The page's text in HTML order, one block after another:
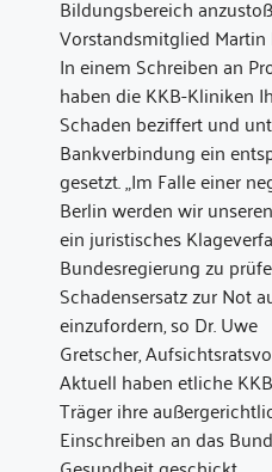
Bildungsbereich
Vorstandsmitglied Martin
In einem Schreiben an
haben die KKB-Kliniken
Schaden beziffert und
Bankverbindung ein
gesetzt. „Im Falle einer
Berlin werden wir
ein juristisches
Bundesregierung zu
Schadensersatz zur Not
einzufordern, so Dr. Uwe
Gretscher,
Aktuell haben etliche
Träger ihre
Einschreiben an das